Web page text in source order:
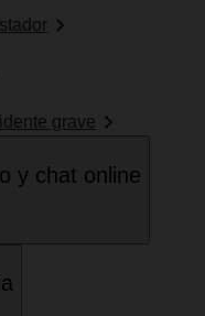
grave
y chat online